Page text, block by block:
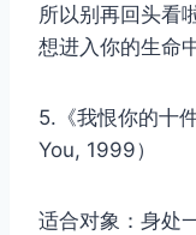
所以别再回头看
想进入你的生命
5.《我恨你的十
You, 1999）
适合对象：身处